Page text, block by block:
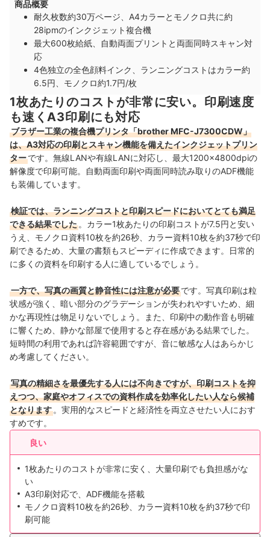
商品概要
耐久枚数約30万ページ、A4カラーとモノクロ共に約
28ipmのインクジェット複合機
最大600枚給紙、自動両面プリントと両面同時スキャン対
応
4色独立の全色顔料インク、ランニングコストはカラー約
6.5円、モノクロ約1.7円/枚
1枚あたりのコストが非常に安い。印刷速度
も速くA3印刷にも対応
ブラザー工業の複合機プリンタ「brother MFC-J7300CDW」
は、A3対応の印刷とスキャン機能を備えたインクジェットプリン
ターです。無線LANや有線LANに対応し、最大1200×4800dpiの
解像度で印刷可能。自動両面印刷や両面同時読み取りのADF機能
も装備しています。
検証では、ランニングコストと印刷スピードにおいてとても満足
できる結果でした 。カラー1枚あたりの印刷コストが7.5円と安い
うえ、モノクロ資料10枚を約26秒、カラー資料10枚を約37秒で印
刷できるため、大量の書類もスピーディに作成できます。日常的
に多くの資料を印刷する人に適しているでしょう。
一方で、写真の画質と静音性には注意が必要です。写真印刷は粒
状感が強く、暗い部分のグラデーションが失われやすいため、細
かな再現性は物足りないでしょう。また、印刷中の動作音も明確
に響くため、静かな部屋で使用すると存在感がある結果でした。
短時間の利用であれば許容範囲ですが、音に敏感な人はあらかじ
め考慮してください。
写真の精細さを最優先する人には不向きですが、印刷コストを抑
えつつ、家庭やオフィスでの資料作成を効率化したい人なら候補
となります 。実用的なスピードと経済性を両立させたい人におす
すめです。
良い
1枚あたりのコストが非常に安く、大量印刷でも負担感がな
い
A3印刷対応で、ADF機能を搭載
モノクロ資料10枚を約26秒、カラー資料10枚を約37秒で印
刷可能